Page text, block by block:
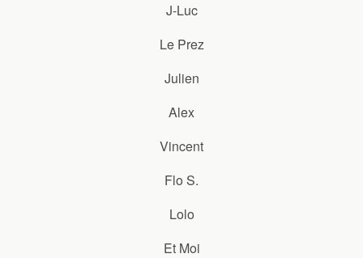
J-Luc
Le Prez
Julien
Alex
Vincent
Flo S.
Lolo
Et Moi